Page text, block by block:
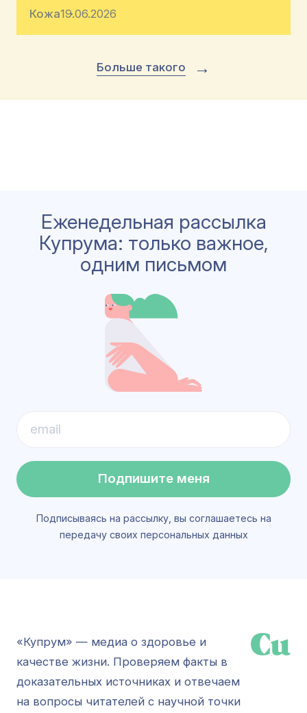
Кожа19.06.2026
Больше такого →
Еженедельная рассылка
Купрума: только важное,
одним письмом
Подпишите меня
Подписываясь на рассылку, вы соглашаетесь на
передачу своих персональных данных
«Купрум» — медиа о здоровье и
качестве жизни. Проверяем факты в
доказательных источниках и отвечаем
на вопросы читателей с научной точки